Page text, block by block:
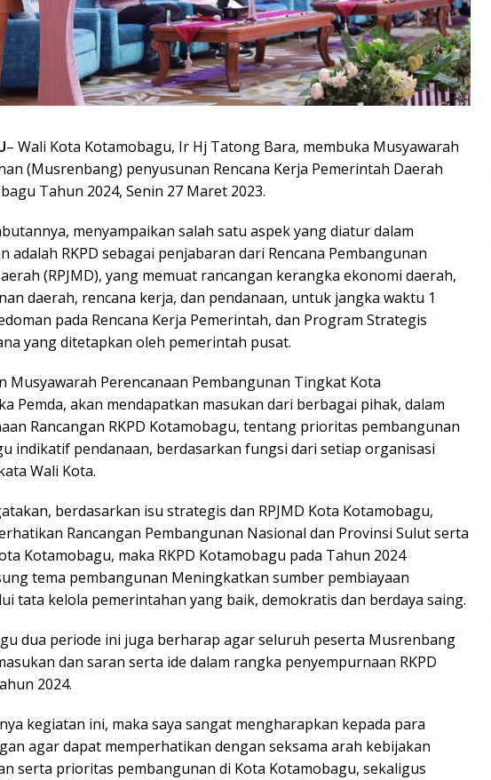
– Wali Kota Kotamobagu, Ir Hj Tatong Bara, membuka Musyawarah
(Musrenbang) penyusunan Rencana Kerja Pemerintah Daerah
Tahun 2024, Senin 27 Maret 2023.
menyampaikan salah satu aspek yang diatur dalam
adalah RKPD sebagai penjabaran dari Rencana Pembangunan
(RPJMD), yang memuat rancangan kerangka ekonomi daerah,
daerah, rencana kerja, dan pendanaan, untuk jangka waktu 1
pada Rencana Kerja Pemerintah, dan Program Strategis
yang ditetapkan oleh pemerintah pusat.
Musyawarah Perencanaan Pembangunan Tingkat Kota
Pemda, akan mendapatkan masukan dari berbagai pihak, dalam
Rancangan RKPD Kotamobagu, tentang prioritas pembangunan
indikatif pendanaan, berdasarkan fungsi dari setiap organisasi
Wali Kota.
berdasarkan isu strategis dan RPJMD Kota Kotamobagu,
Rancangan Pembangunan Nasional dan Provinsi Sulut serta
Kotamobagu, maka RKPD Kotamobagu pada Tahun 2024
tema pembangunan Meningkatkan sumber pembiayaan
tata kelola pemerintahan yang baik, demokratis dan berdaya saing.
dua periode ini juga berharap agar seluruh peserta Musrenbang
dan saran serta ide dalam rangka penyempurnaan RKPD
2024.
kegiatan ini, maka saya sangat mengharapkan kepada para
agar dapat memperhatikan dengan seksama arah kebijakan
serta prioritas pembangunan di Kota Kotamobagu, sekaligus